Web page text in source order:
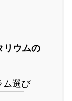
リウムの
ム選び